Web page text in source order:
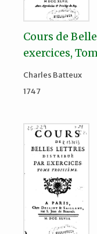
Cours de
exercices,
Charles Batteux
1747